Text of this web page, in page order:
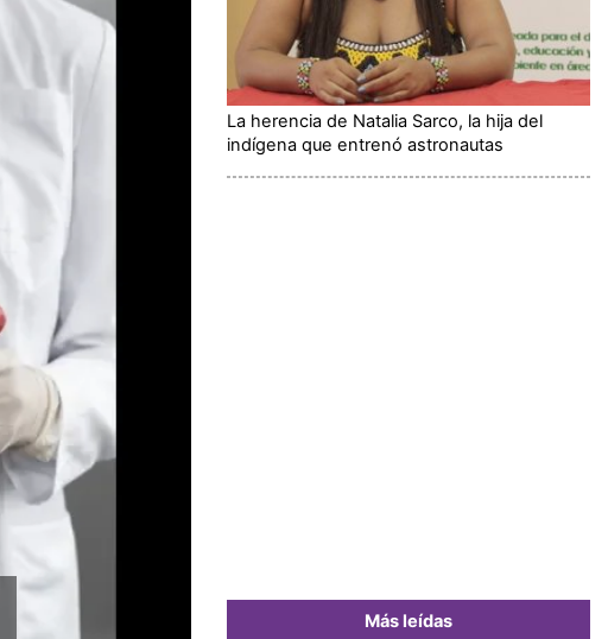
La herencia de Natalia Sarco, la hija del
indígena que entrenó astronautas
Más leídas